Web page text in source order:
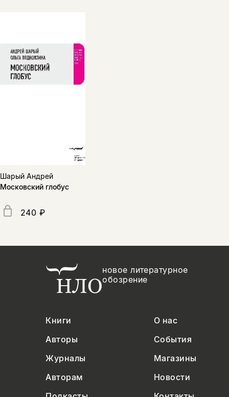
Шарый Андрей
Московский глобус
240 ₽
новое литературное
обозрение
Книги
О нас
Авторы
События
Журналы
Магазины
Авторам
Новости